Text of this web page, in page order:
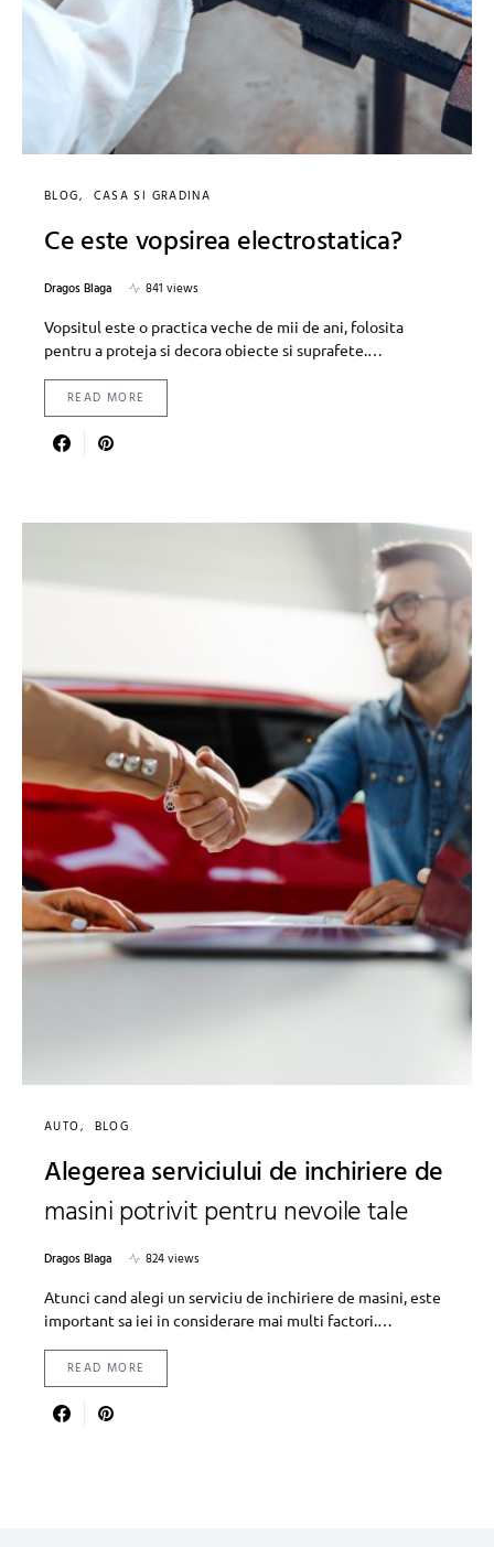
BLOG CASA SI GRADINA
Ce este vopsirea electrostatica?
Dragos Blaga
841 views
Vopsitul este o practica veche de mii de ani, folosita
pentru a proteja si decora obiecte si suprafete.…
READ MORE
AUTO BLOG
Alegerea serviciului de inchiriere de
masini potrivit pentru nevoile tale
Dragos Blaga
824 views
Atunci cand alegi un serviciu de inchiriere de masini, este
important sa iei in considerare mai multi factori.…
READ MORE